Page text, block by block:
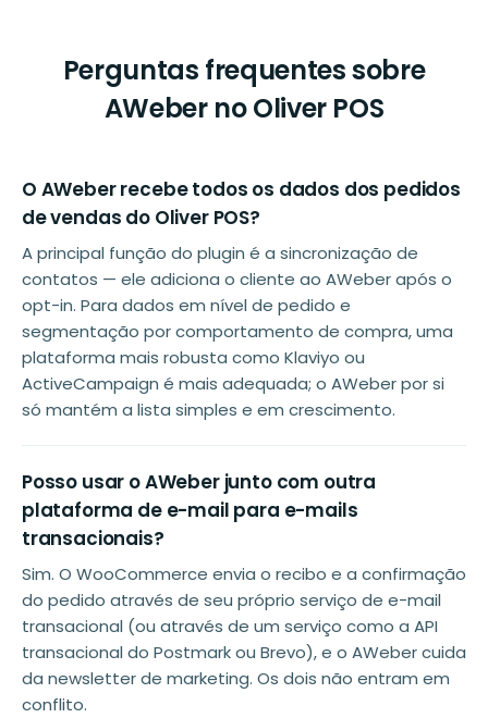
Perguntas frequentes sobre
AWeber no Oliver POS
O AWeber recebe todos os dados dos pedidos
de vendas do Oliver POS?
A principal função do plugin é a sincronização de
contatos — ele adiciona o cliente ao AWeber após o
opt-in. Para dados em nível de pedido e
segmentação por comportamento de compra, uma
plataforma mais robusta como Klaviyo ou
ActiveCampaign é mais adequada; o AWeber por si
só mantém a lista simples e em crescimento.
Posso usar o AWeber junto com outra
plataforma de e-mail para e-mails
transacionais?
Sim. O WooCommerce envia o recibo e a confirmação
do pedido através de seu próprio serviço de e-mail
transacional (ou através de um serviço como a API
transacional do Postmark ou Brevo), e o AWeber cuida
da newsletter de marketing. Os dois não entram em
conflito.